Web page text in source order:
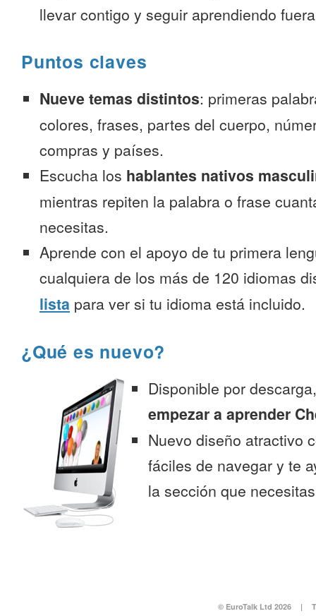
llevar contigo y seguir aprendiendo
Puntos claves
Nueve temas distintos: primeras
colores, frases, partes del cuerpo,
compras y países.
Escucha los hablantes nativos
mientras repiten la palabra o frase
necesitas.
Aprende con el apoyo de tu primera
cualquiera de los más de 120 idiomas
lista para ver si tu idioma está incluido.
¿Qué es nuevo?
Disponible por
empezar a aprender
Nuevo diseño atractivo
fáciles de navegar y te
la sección que
© EuroTalk Ltd 2026 |